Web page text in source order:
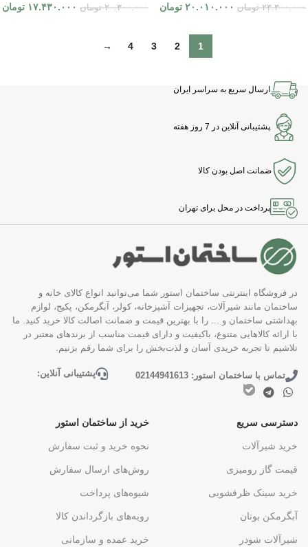
۲۳.۳۰۰.۰۰۰ تومان ۲۰.۰۱۰.۰۰۰ تومان ۲۰.۳۰۰.۰۰۰ تومان ۱۷.۴۳۰.۰۰۰ تومان
1
2
3
4
→
ارسال سریع به سراسر ایران
پشتیبانی آنلاین در 7 روز هفته
ضمانت اصل بودن کالا
پرداخت در محل برای تهران
در فروشگاه اینترنتی ساختمان استور شما می‌توانید انواع کالای خانه و
ساختمان مانند شیرآلات، تجهیزات آشپزخانه، کولر، آبگرمکن، پکیج، لوازم
بهداشتی ساختمان و ... را با بهترین قیمت و ضمانت اصالت کالا خرید کنید. ما
با ارائه کالاهایی متنوع، باکیفیت و دارای قیمت مناسب از برندهای معتبر در
تلاشیم تا تجربه خریدی آسان و لذت‌بخش را برای شما رقم بزنیم.
تماس با ساختمان استور: 02144941613 پشتیبانی آنلاین:
دسترسی سریع
خرید شیرآلات
قیمت گاز رومیزی
خرید سینک ظرفشویی
آبگرمکن بوتان
شیرآلات شودر
خرید از ساختمان استور
نحوه خرید و ثبت سفارش
روش‌های ارسال سفارش
شیوه‌های پرداخت
رویه‌های بازگرداندن کالا
خرید عمده و سازمانی